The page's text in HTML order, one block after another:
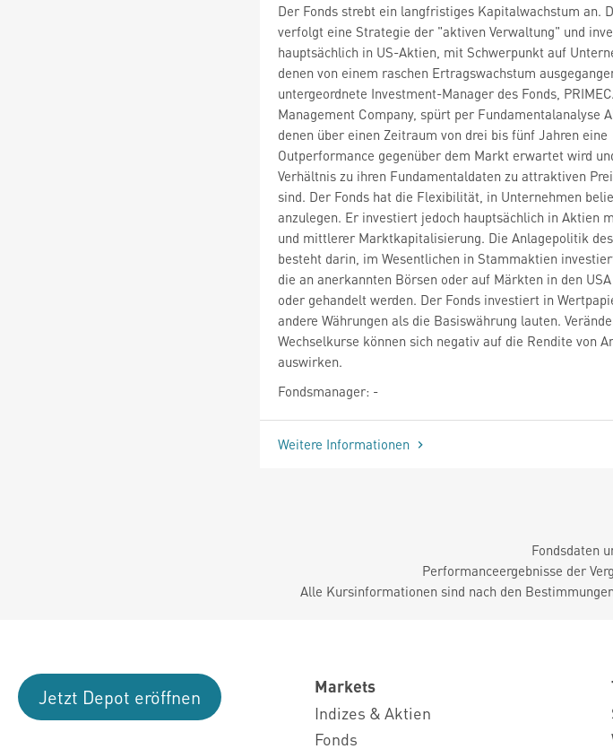
Der Fonds strebt ein langfristiges Kapitalwachstum an.
verfolgt eine Strategie der "aktiven Verwaltung" und
hauptsächlich in US-Aktien, mit Schwerpunkt auf
denen von einem raschen Ertragswachstum
untergeordnete Investment-Manager des Fonds,
Management Company, spürt per Fundamentalanalyse
denen über einen Zeitraum von drei bis fünf Jahren eine
Outperformance gegenüber dem Markt erwartet wird
Verhältnis zu ihren Fundamentaldaten zu attraktiven
sind. Der Fonds hat die Flexibilität, in Unternehmen
anzulegen. Er investiert jedoch hauptsächlich in Aktien
und mittlerer Marktkapitalisierung. Die Anlagepolitik
besteht darin, im Wesentlichen in Stammaktien
die an anerkannten Börsen oder auf Märkten in den
oder gehandelt werden. Der Fonds investiert in
andere Währungen als die Basiswährung lauten.
Wechselkurse können sich negativ auf die Rendite von
auswirken.
Fondsmanager: -
Weitere Informationen
Fondsdaten
Performanceergebnisse der
Alle Kursinformationen sind nach den
Jetzt Depot eröffnen
Markets
Indizes & Aktien
Fonds